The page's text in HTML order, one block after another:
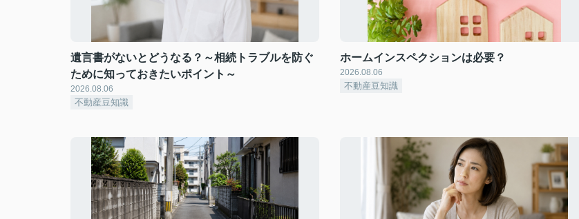
遺言書がないとどうなる？～相続トラブルを防ぐ
ために知っておきたいポイント～
2026.08.06
不動産豆知識
ホームインスペクションは必要？
2026.08.06
不動産豆知識